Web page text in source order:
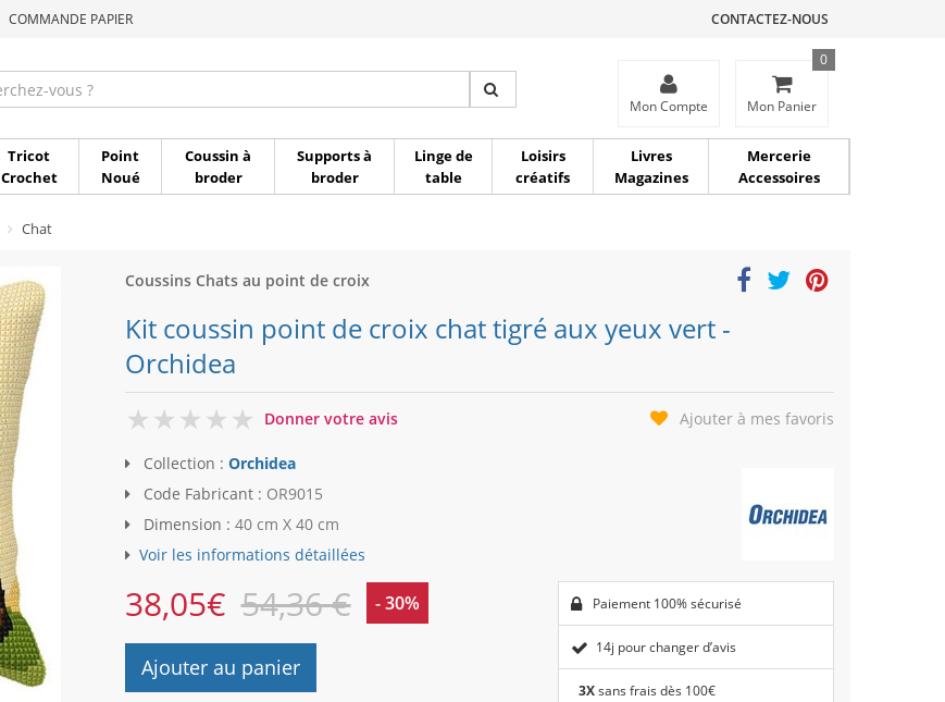
COMMANDE PAPIER CONTACTEZ-NOUS
Mon Compte Mon Panier
0
Tricot
Crochet
Point
Noué
Coussin à
broder
Supports à
broder
Linge de
table
Loisirs
créatifs
Livres
Magazines
Mercerie
Accessoires
Chat
Coussins Chats au point de croix
Kit coussin point de croix chat tigré aux yeux vert -
Orchidea
0
Donner votre avis Ajouter à mes favoris
Collection : Orchidea
Code Fabricant : OR9015
Dimension : 40 cm X 40 cm
Voir les informations détaillées
38,05€ 54,36 € - 30%
Ajouter au panier
Paiement 100% sécurisé
14j pour changer d’avis
3Xsans frais dès 100€